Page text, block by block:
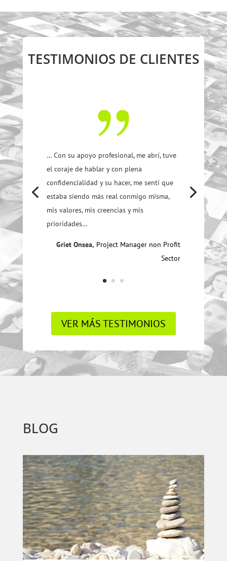
TESTIMONIOS DE CLIENTES
… Con su apoyo profesional, me abrí, tuve
el coraje de hablar y con plena
confidencialidad y su hacer, me sentí que
estaba siendo más real conmigo misma,
mis valores, mis creencias y mis
prioridades…
Griet Onsea, Project Manager non Profit
Sector
VER MÁS TESTIMONIOS
BLOG